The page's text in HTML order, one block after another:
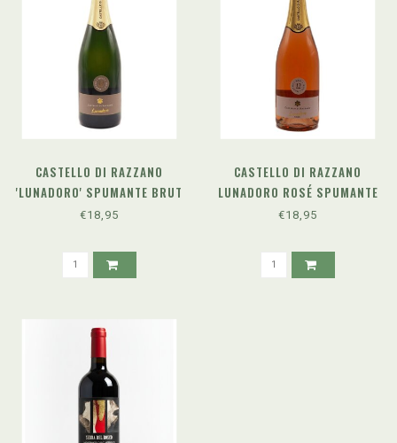
CASTELLO DI RAZZANO
'LUNADORO' SPUMANTE BRUT
METODO CLASSICO
€18,95
CASTELLO DI RAZZANO
LUNADORO ROSÉ SPUMANTE
METODO CLASSICO
€18,95